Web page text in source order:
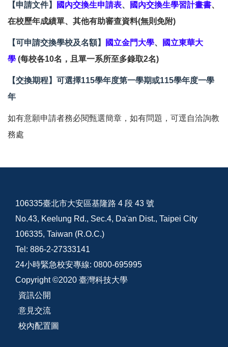
【申請文件】 國內交換生申請表、 國內交換生學習計畫書、
在校歷年成績單、其他有助審查資料(無則免附)
【可申請交換學校及名額】 國立金門大學、
國立東華大
學 (每校各10名，且單一系所至多錄取2名)
【交換期程】 可選擇115學年度第一學期或115學年度一學
年
如有意願申請者務必閱甄選簡章，如有問題，可逕自洽詢教
務處
106335臺北市大安區基隆路 4 段 43 號
No.43, Keelung Rd., Sec.4, Da'an Dist., Taipei City
106335, Taiwan (R.O.C.)
Tel: 886-2-27333141
24小時緊急校安專線: 0800-695995
Copyright ©2020 臺灣科技大學
資訊公開
意見交流
校內配置圖